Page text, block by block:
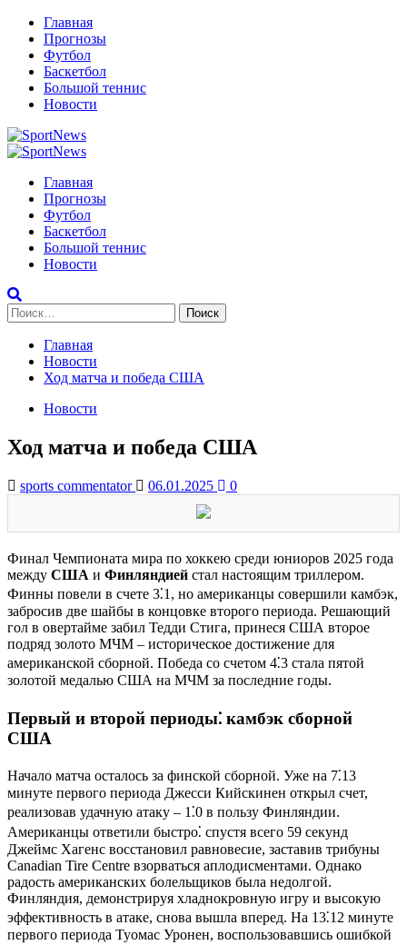
Перейти
содержимому
Главная
Прогнозы
Футбол
Баскетбол
Большой теннис
Новости
Primary
Главная
Прогнозы
Футбол
Баскетбол
Большой теннис
Новости
Найти:
Главная
Новости
Ход матча и победа США
Новости
Ход матча и победа США
sports commentator 06.01.2025 0
Финал Чемпионата мира по хоккею среди юниоров 2025 года
между США и Финляндией стал настоящим триллером.
Финны повели в счете 3⁚1, но американцы совершили камбэк,
забросив две шайбы в концовке второго периода. Решающий
гол в овертайме забил Тедди Стига, принеся США второе
подряд золото МЧМ – историческое достижение для
американской сборной. Победа со счетом 4⁚3 стала пятой
золотой медалью США на МЧМ за последние годы.
Первый и второй периоды⁚ камбэк сборной
США
Начало матча осталось за финской сборной. Уже на 7⁚13
минуте первого периода Джесси Кийскинен открыл счет,
реализовав удачную атаку – 1⁚0 в пользу Финляндии.
Американцы ответили быстро⁚ спустя всего 59 секунд
Джеймс Хагенс восстановил равновесие, заставив трибуны
Canadian Tire Centre взорваться аплодисментами. Однако
радость американских болельщиков была недолгой.
Финляндия, демонстрируя хладнокровную игру и высокую
эффективность в атаке, снова вышла вперед. На 13⁚12 минуте
первого периода Туомас Уронен, воспользовавшись ошибкой